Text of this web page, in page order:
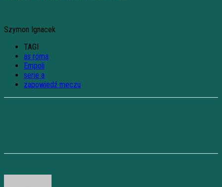
Szymon Ignacek
TAGI
as roma
Empoli
serie a
zapowiedź meczu